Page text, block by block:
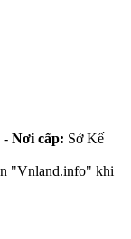
- Nơi cấp: Sở Kế
"Vnland.info" khi